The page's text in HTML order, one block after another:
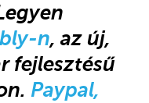
n, az új,
fejlesztésű
Paypal,